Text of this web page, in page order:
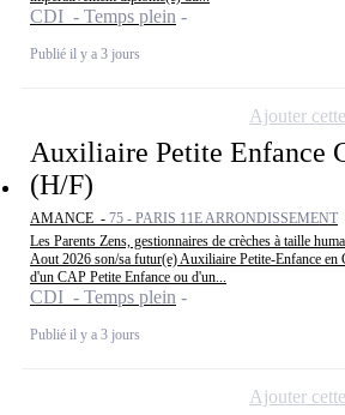
CDI - Temps plein
Publié il y a 3 jours
Auxiliaire Petite Enfance
(H/F)
AMANCE - 75 - PARIS 11E ARRONDISSEMENT
Les Parents Zens, gestionnaires de crèches à taille
Aout 2026 son/sa futur(e) Auxiliaire Petite-Enfance en
d'un CAP Petite Enfance ou d'un...
CDI - Temps plein
Publié il y a 3 jours
Ajouter
Ajouter